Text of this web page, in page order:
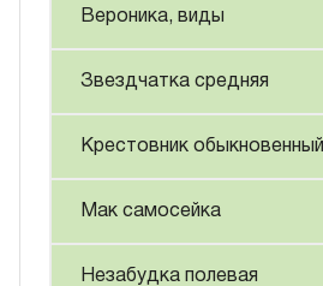
Вероника, виды
Звездчатка средняя
Крестовник обыкновенный
Мак самосейка
Незабудка полевая